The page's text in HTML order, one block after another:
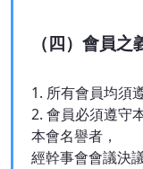
（四）會員
1. 所有會員均須
2. 會員必須遵守
本會名譽者，
經幹事會會議決